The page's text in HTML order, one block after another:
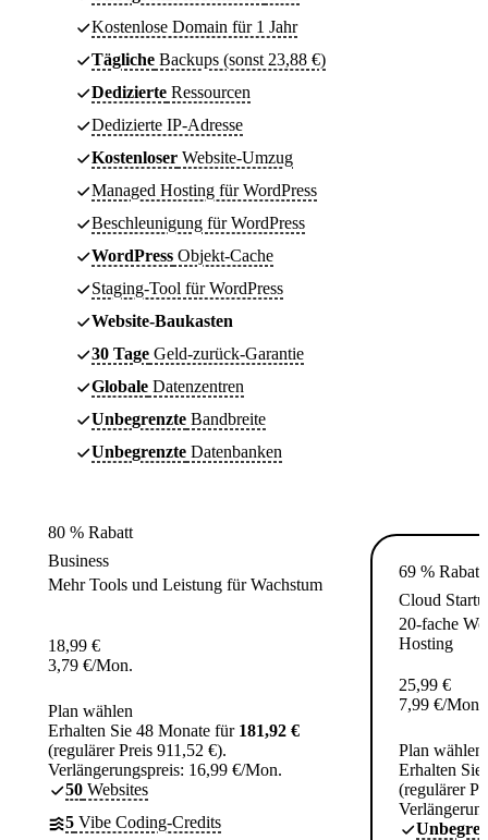
Kostenlose Domain für 1 Jahr
Tägliche Backups (sonst 23,88 €)
Dedizierte Ressourcen
Dedizierte IP-Adresse
Kostenloser Website-Umzug
Managed Hosting für WordPress
Beschleunigung für WordPress
WordPress Objekt-Cache
Staging-Tool für WordPress
Website-Baukasten
30 Tage Geld-zurück-Garantie
Globale Datenzentren
Unbegrenzte Bandbreite
Unbegrenzte Datenbanken
80 % Rabatt
Business
Mehr Tools und Leistung für Wachstum
18,99 €
3,79 €/Mon.
Plan wählen
Erhalten Sie 48 Monate für 181,92 €
(regulärer Preis 911,52 €).
Verlängerungspreis: 16,99 €/Mon.
50 Websites
5 Vibe Coding-Credits
69 % Rabatt
Cloud
20-fache
Hosting
25,99 €
7,99 €/Mon.
Plan wählen
Erhalten
(regulärer